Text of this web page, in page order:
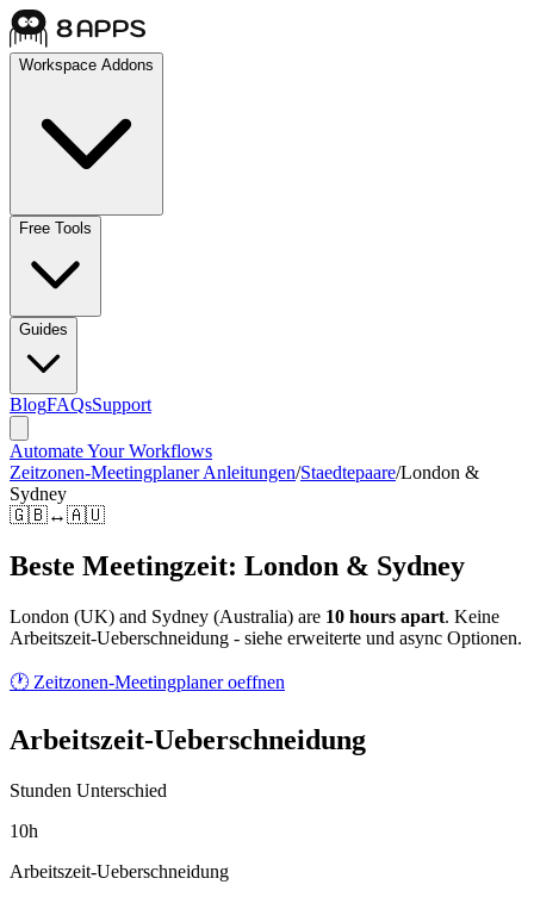
Workspace Addons
Free Tools
Guides
BlogFAQsSupport
Automate Your Workflows
Zeitzonen-Meetingplaner Anleitungen/Staedtepaare/London &
Sydney
🇬🇧↔🇦🇺
Beste Meetingzeit: London & Sydney
London (UK) and Sydney (Australia) are 10 hours apart. Keine
Arbeitszeit-Ueberschneidung - siehe erweiterte und async Optionen.
🕐 Zeitzonen-Meetingplaner oeffnen
Arbeitszeit-Ueberschneidung
Stunden Unterschied
10h
Arbeitszeit-Ueberschneidung